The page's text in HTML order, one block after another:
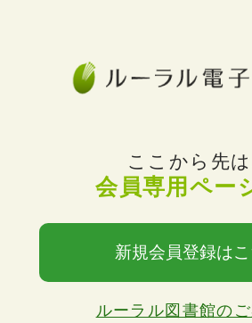
ここから先は
会員専用ペー
新規会員登録はこ
ルーラル図書館のご